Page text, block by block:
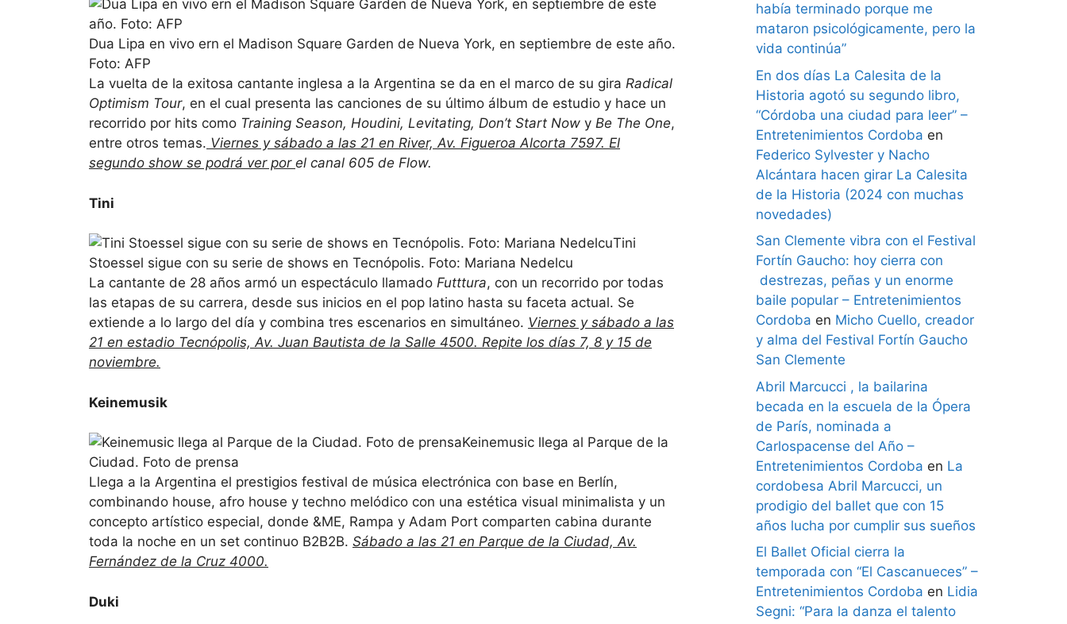
Dua Lipa en vivo ern el Madison Square Garden de Nueva York, en septiembre de este año.
Foto: AFP
La vuelta de la exitosa cantante inglesa a la Argentina se da en el marco de su gira Radical
Optimism Tour, en el cual presenta las canciones de su último álbum de estudio y hace un
recorrido por hits como Training Season, Houdini, Levitating, Don’t Start Now y Be The One,
entre otros temas. Viernes y sábado a las 21 en River, Av. Figueroa Alcorta 7597. El
segundo show se podrá ver por el canal 605 de Flow.
Tini
Tini
Stoessel sigue con su serie de shows en Tecnópolis. Foto: Mariana Nedelcu
La cantante de 28 años armó un espectáculo llamado Futttura, con un recorrido por todas
las etapas de su carrera, desde sus inicios en el pop latino hasta su faceta actual. Se
extiende a lo largo del día y combina tres escenarios en simultáneo. Viernes y sábado a las
21 en estadio Tecnópolis, Av. Juan Bautista de la Salle 4500. Repite los días 7, 8 y 15 de
noviembre.
Keinemusik
Keinemusic llega al Parque de la
Ciudad. Foto de prensa
Llega a la Argentina el prestigios festival de música electrónica con base en Berlín,
combinando house, afro house y techno melódico con una estética visual minimalista y un
concepto artístico especial, donde &ME, Rampa y Adam Port comparten cabina durante
toda la noche en un set continuo B2B2B. Sábado a las 21 en Parque de la Ciudad, Av.
Fernández de la Cruz 4000.
Duki
había terminado porque me
mataron psicológicamente, pero la
vida continúa”
En dos días La Calesita de la
Historia agotó su segundo libro,
“Córdoba una ciudad para leer” –
Entretenimientos Cordoba en
Federico Sylvester y Nacho
Alcántara hacen girar La Calesita
de la Historia (2024 con muchas
novedades)
San Clemente vibra con el Festival
Fortín Gaucho: hoy cierra con
destrezas, peñas y un enorme
baile popular – Entretenimientos
Cordoba en Micho Cuello, creador
y alma del Festival Fortín Gaucho
San Clemente
Abril Marcucci , la bailarina
becada en la escuela de la Ópera
de París, nominada a
Carlospacense del Año –
Entretenimientos Cordoba en La
cordobesa Abril Marcucci, un
prodigio del ballet que con 15
años lucha por cumplir sus sueños
El Ballet Oficial cierra la
temporada con “El Cascanueces” –
Entretenimientos Cordoba en Lidia
Segni: “Para la danza el talento